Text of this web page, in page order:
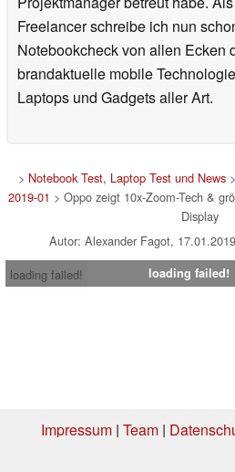
Freelancer schreibe ich nun
Notebookcheck von allen Ecken
brandaktuelle mobile
Laptops und Gadgets aller Art.
> Notebook Test, Laptop Test und News>
2019-01 > Oppo zeigt 10x-Zoom-Tech &
Display
Autor: Alexander Fagot,
loading failed!
loading failed!
Impressum| Team|